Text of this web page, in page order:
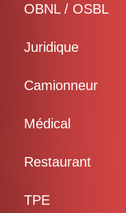
OBNL / OSBL
Juridique
Camionneur
Médical
Restaurant
TPE